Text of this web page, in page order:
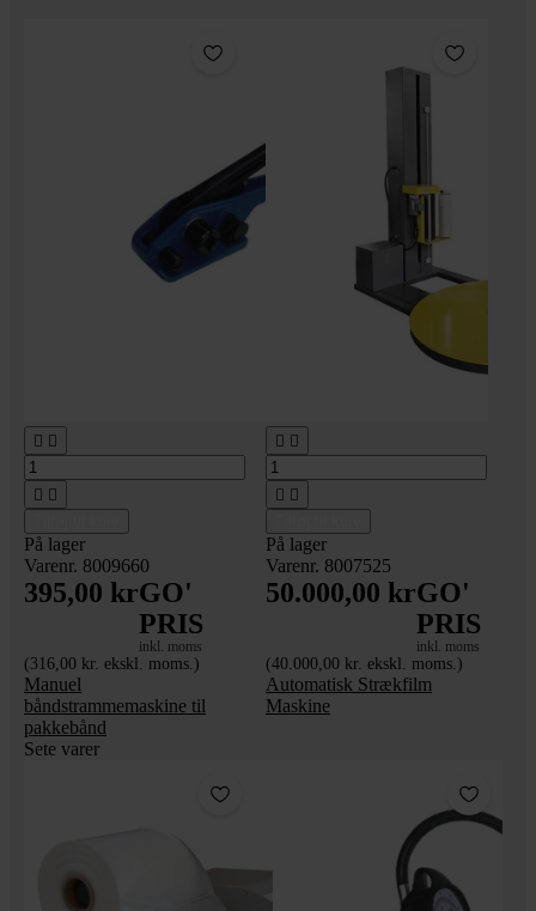
 
 
På lager
Varenr. 8009660
395,00 krGO'
PRIS
inkl. moms
(316,00 kr. ekskl. moms.)
Manuel
båndstrammemaskine til
pakkebånd
 
 
På lager
Varenr. 8007525
50.000,00 krGO'
PRIS
inkl. moms
(40.000,00 kr. ekskl. moms.)
Automatisk Strækfilm
Maskine
Sete varer